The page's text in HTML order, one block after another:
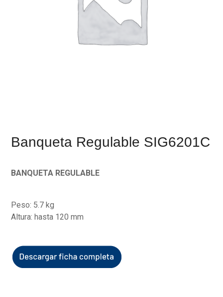
Banqueta Regulable SIG6201C
BANQUETA REGULABLE
Peso: 5.7 kg
Altura: hasta 120 mm